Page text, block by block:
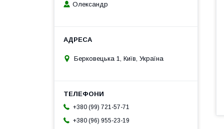
Олександр
Берковецька 1, Київ, Україна
+380 (99) 721-57-71
+380 (96) 955-23-19